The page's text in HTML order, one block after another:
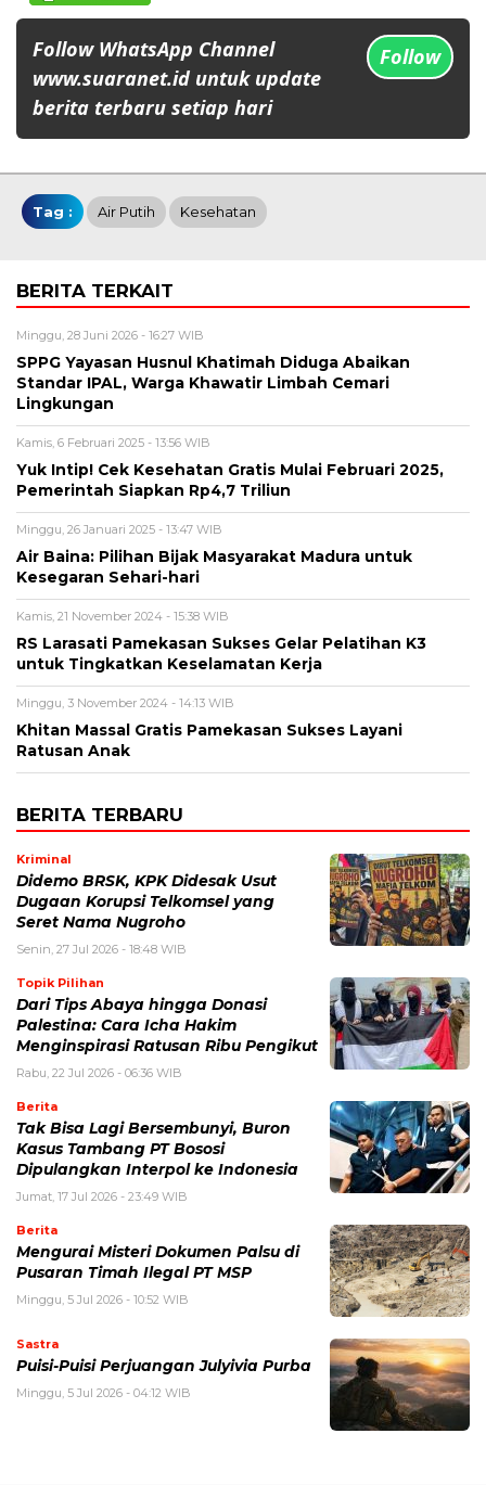
Follow WhatsApp Channel
www.suaranet.id untuk update
berita terbaru setiap hari
Follow
Tag : Air Putih Kesehatan
BERITA TERKAIT
Minggu, 28 Juni 2026 - 16:27 WIB
SPPG Yayasan Husnul Khatimah Diduga Abaikan
Standar IPAL, Warga Khawatir Limbah Cemari
Lingkungan
Kamis, 6 Februari 2025 - 13:56 WIB
Yuk Intip! Cek Kesehatan Gratis Mulai Februari 2025,
Pemerintah Siapkan Rp4,7 Triliun
Minggu, 26 Januari 2025 - 13:47 WIB
Air Baina: Pilihan Bijak Masyarakat Madura untuk
Kesegaran Sehari-hari
Kamis, 21 November 2024 - 15:38 WIB
RS Larasati Pamekasan Sukses Gelar Pelatihan K3
untuk Tingkatkan Keselamatan Kerja
Minggu, 3 November 2024 - 14:13 WIB
Khitan Massal Gratis Pamekasan Sukses Layani
Ratusan Anak
BERITA TERBARU
Kriminal
Didemo BRSK, KPK Didesak Usut
Dugaan Korupsi Telkomsel yang
Seret Nama Nugroho
Senin, 27 Jul 2026 - 18:48 WIB
Topik Pilihan
Dari Tips Abaya hingga Donasi
Palestina: Cara Icha Hakim
Menginspirasi Ratusan Ribu Pengikut
Rabu, 22 Jul 2026 - 06:36 WIB
Berita
Tak Bisa Lagi Bersembunyi, Buron
Kasus Tambang PT Bososi
Dipulangkan Interpol ke Indonesia
Jumat, 17 Jul 2026 - 23:49 WIB
Berita
Mengurai Misteri Dokumen Palsu di
Pusaran Timah Ilegal PT MSP
Minggu, 5 Jul 2026 - 10:52 WIB
Sastra
Puisi-Puisi Perjuangan Julyivia Purba
Minggu, 5 Jul 2026 - 04:12 WIB